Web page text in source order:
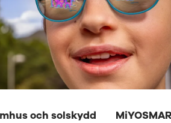
och solskydd